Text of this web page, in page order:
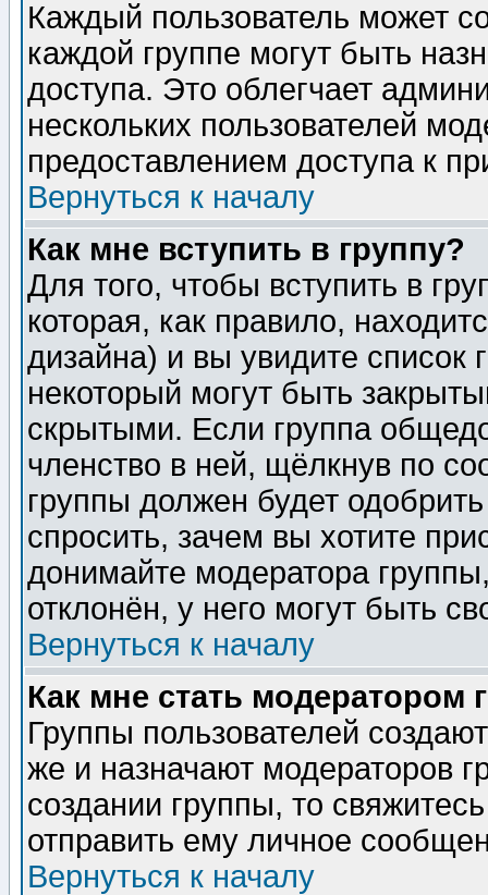
Каждый пользователь может
каждой группе могут быть
доступа. Это облегчает
нескольких пользователей
предоставлением доступа к
Вернуться к началу
Как мне вступить в группу?
Для того, чтобы вступить в
которая, как правило,
дизайна) и вы увидите список
некоторый могут быть
скрытыми. Если группа
членство в ней, щёлкнув по
группы должен будет
спросить, зачем вы хотите
донимайте модератора
отклонён, у него могут быть
Вернуться к началу
Как мне стать модератором
Группы пользователей
же и назначают модераторов
создании группы, то
отправить ему личное
Вернуться к началу